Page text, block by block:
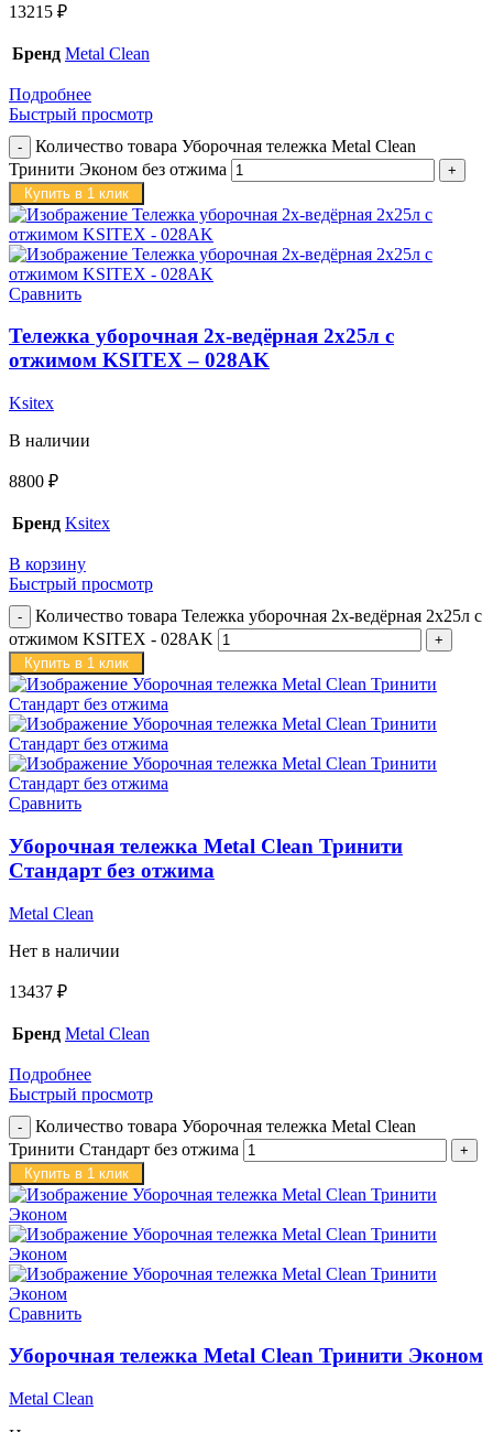
13215 ₽
Бренд Metal Clean
Подробнее
Быстрый просмотр
Количество товара Уборочная тележка Metal Clean
Тринити Эконом без отжима
Купить в 1 клик
Сравнить
Тележка уборочная 2х-ведёрная 2х25л с
отжимом KSITEX – 028AK
Ksitex
В наличии
8800 ₽
Бренд Ksitex
В корзину
Быстрый просмотр
Количество товара Тележка уборочная 2х-ведёрная 2х25л с
отжимом KSITEX - 028AK
Купить в 1 клик
Сравнить
Уборочная тележка Metal Clean Тринити
Стандарт без отжима
Metal Clean
Нет в наличии
13437 ₽
Бренд Metal Clean
Подробнее
Быстрый просмотр
Количество товара Уборочная тележка Metal Clean
Тринити Стандарт без отжима
Купить в 1 клик
Сравнить
Уборочная тележка Metal Clean Тринити Эконом
Metal Clean